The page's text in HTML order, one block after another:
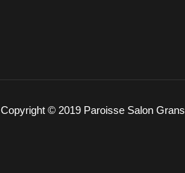
Copyright © 2019 Paroisse Salon Grans